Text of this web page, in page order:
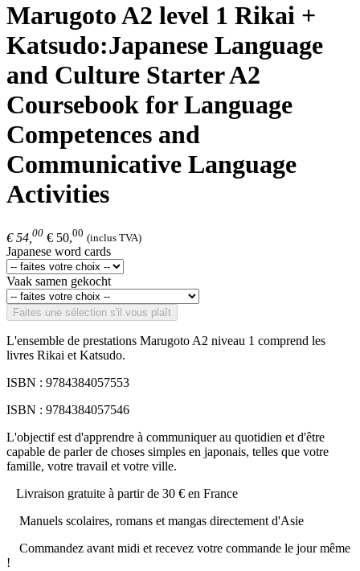
Marugoto A2 level 1 Rikai +
Katsudo:Japanese Language
and Culture Starter A2
Coursebook for Language
Competences and
Communicative Language
Activities
€ 54, 00 € 50, 00 (inclus TVA)
Japanese word cards
Vaak samen gekocht
Faites une sélection s'il vous plaît
L'ensemble de prestations Marugoto A2 niveau 1 comprend les
livres Rikai et Katsudo.
ISBN : 9784384057553
ISBN : 9784384057546
L'objectif est d'apprendre à communiquer au quotidien et d'être
capable de parler de choses simples en japonais, telles que votre
famille, votre travail et votre ville.
Livraison gratuite à partir de 30 € en France
Manuels scolaires, romans et mangas directement d'Asie
Commandez avant midi et recevez votre commande le jour même
!